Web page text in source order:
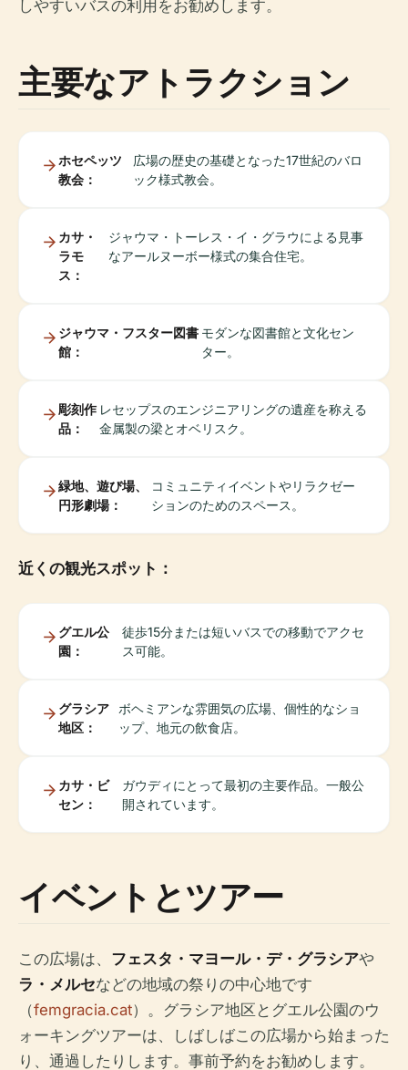
しやすいバスの利用をお勧めします。
主要なアトラクション
ホセペッツ
教会：
広場の歴史の基礎となった17世紀のバロ
ック様式教会。
カサ・
ラモ
ス：
ジャウマ・トーレス・イ・グラウによる見事
なアールヌーボー様式の集合住宅。
ジャウマ・フスター図書
館：
モダンな図書館と文化セン
ター。
彫刻作
品：
レセップスのエンジニアリングの遺産を称える
金属製の梁とオベリスク。
緑地、遊び場、
円形劇場：
コミュニティイベントやリラクゼー
ションのためのスペース。
近くの観光スポット：
グエル公
園：
徒歩15分または短いバスでの移動でアクセ
ス可能。
グラシア
地区：
ボヘミアンな雰囲気の広場、個性的なショ
ップ、地元の飲食店。
カサ・ビ
セン：
ガウディにとって最初の主要作品。一般公
開されています。
イベントとツアー
この広場は、 フェスタ・マヨール・デ・グラシアや
ラ・メルセなどの地域の祭りの中心地です
（femgracia.cat）。グラシア地区とグエル公園のウ
ォーキングツアーは、しばしばこの広場から始まった
り、通過したりします。事前予約をお勧めします。